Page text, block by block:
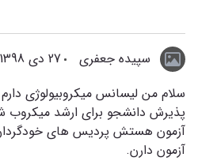
سپیده جعفری
27 دی 1398
سلام من لیسانس میکروبیولوژی
پذیرش دانشجو برای ارشد
آزمون هستش پردیس های
آزمون دارن‌.